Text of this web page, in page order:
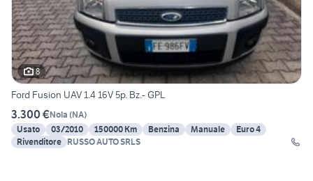
8
Ford Fusion UAV 1.4 16V 5p. Bz.- GPL
3.300 €Nola (NA)
Usato
03/2010 150000 Km Benzina Manuale
Euro 4
Rivenditore RUSSO AUTO SRLS